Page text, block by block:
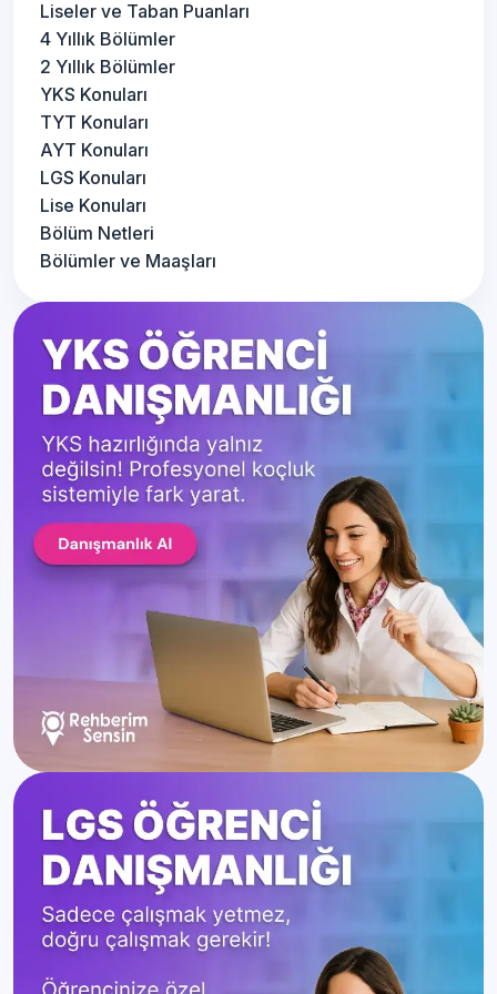
Çankırı Liseleri Taban Puanları
Yüzdelik Dilimleri
Çorum Liseleri Taban Puanları
Yüzdelik Dilimleri
Denizli Liseleri Taban Puanları
Yüzdelik Dilimleri
Diyarbakır Liseleri Taban
Düzce Liseleri Taban Puanları
Yüzdelik Dilimleri
Edirne Liseleri Taban Puanları
Yüzdelik Dilimleri
Elazığ Liseleri Taban Puanları
Yüzdelik Dilimleri
Detaya Git
Erzincan Liseleri Taban
Puanları Yüzdelik Dilimleri
Detaya Git
Erzurum Liseleri Taban
Puanları Yüzdelik Dilimleri
Detaya Git
Eskişehir Liseleri Taban
Puanları Yüzdelik Dilimleri
Gaziantep Liseleri Taban
Puanları Yüzdelik Dilimleri
Giresun Liseleri Taban Puanları
Detaya Git
Liseler ve Taban Puanları
4 Yıllık Bölümler
2 Yıllık Bölümler
YKS Konuları
TYT Konuları
AYT Konuları
LGS Konuları
Lise Konuları
Bölüm Netleri
Bölümler ve Maaşları